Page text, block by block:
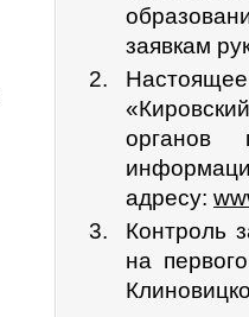
заявкам
Настоящее
органов
адресу:
Контроль
на